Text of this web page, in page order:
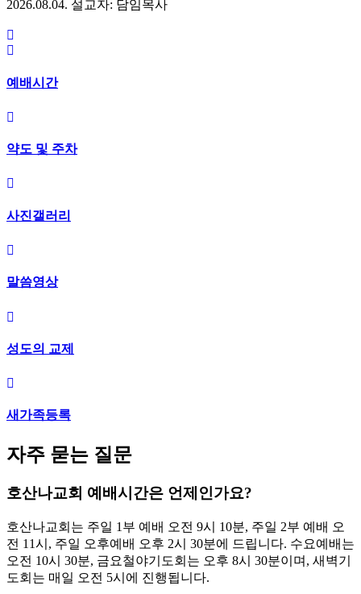
2026.08.04. 설교자: 담임목사
예배시간
약도 및 주차
사진갤러리
말씀영상
성도의 교제
새가족등록
자주 묻는 질문
호산나교회 예배시간은 언제인가요?
호산나교회는 주일 1부 예배 오전 9시 10분, 주일 2부 예배 오
전 11시, 주일 오후예배 오후 2시 30분에 드립니다. 수요예배는
오전 10시 30분, 금요철야기도회는 오후 8시 30분이며, 새벽기
도회는 매일 오전 5시에 진행됩니다.